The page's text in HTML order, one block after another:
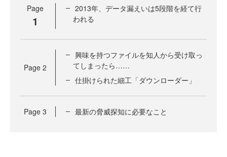
Page
1
2013年、データ漏えいは5段階を経て行
われる
Page 2
興味を持つファイルを知人から受け取っ
てしまったら……
仕掛けられた細工「ダウンローダー」
Page 3 最新の脅威探知に必要なこと